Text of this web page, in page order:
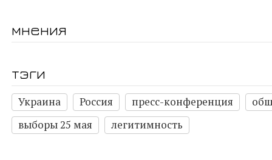
мнения
тэги
Украина Россия пресс-конференция
выборы 25 мая
легитимность